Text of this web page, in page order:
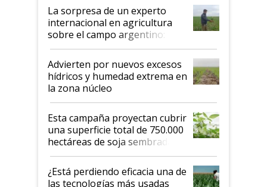
La sorpresa de un experto
internacional en agricultura
sobre el campo argentino:
"Estoy muy impresionado"
Advierten por nuevos excesos
hídricos y humedad extrema en
la zona núcleo
Esta campaña proyectan cubrir
una superficie total de 750.000
hectáreas de soja sembradas
con una nueva generación de
variedades que marcan un
salto tecnológico en genética y
¿Está perdiendo eficacia una de
las tecnologías más usadas